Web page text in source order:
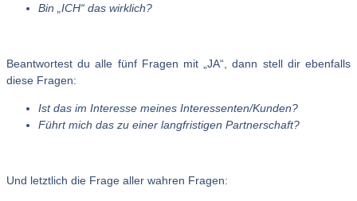
Bin „ICH“ das wirklich?
Beantwortest du alle fünf Fragen mit „JA“, dann stell dir ebenfalls
diese Fragen:
Ist das im Interesse meines Interessenten/Kunden?
Führt mich das zu einer langfristigen Partnerschaft?
Und letztlich die Frage aller wahren Fragen: